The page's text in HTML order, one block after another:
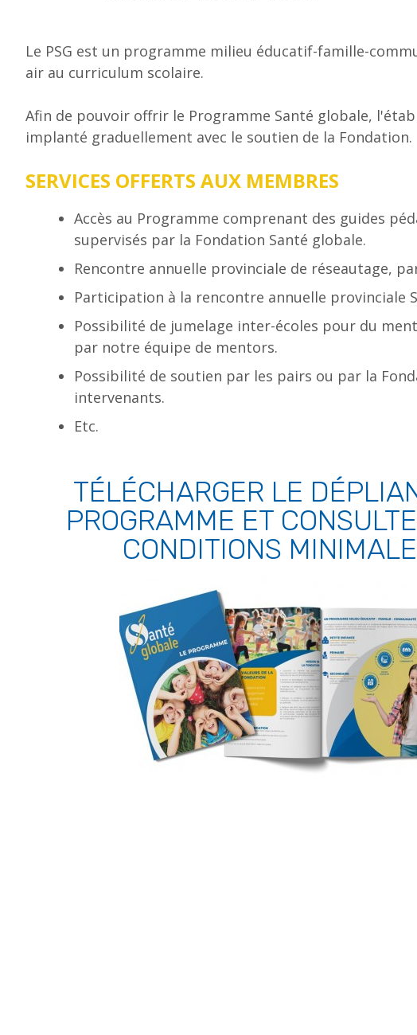
Le PSG est un programme milieu éducatif-famille-
air au curriculum scolaire.
Afin de pouvoir offrir le Programme Santé globale,
implanté graduellement avec le soutien de la Fondation.
SERVICES OFFERTS AUX MEMBRES
Accès au Programme comprenant des guides
supervisés par la Fondation Santé globale.
Rencontre annuelle provinciale de réseautage,
Participation à la rencontre annuelle provinciale
Possibilité de jumelage inter-écoles pour du
par notre équipe de mentors.
Possibilité de soutien par les pairs ou par la
intervenants.
Etc.
TÉLÉCHARGER LE
PROGRAMME ET
CONDITIONS